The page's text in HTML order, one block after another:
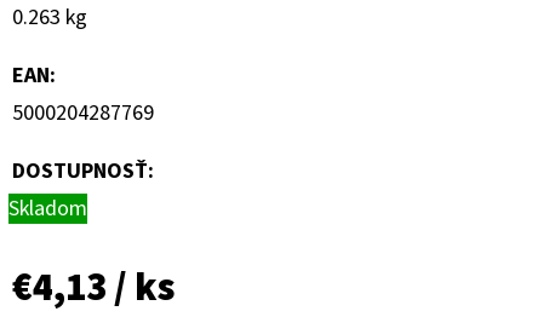
0.263 kg
EAN:
5000204287769
DOSTUPNOSŤ:
Skladom
€4,13/ ks